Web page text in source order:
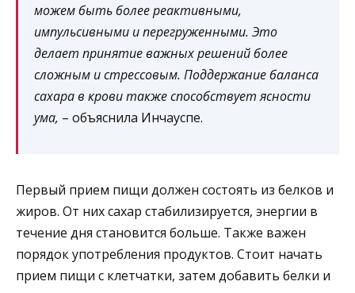
можем быть более реактивными,
импульсивными и перегруженными. Это
делает принятие важных решений более
сложным и стрессовым. Поддержание баланса
сахара в крови также способствует ясности
ума, – объяснила Инчауспе.
Первый прием пищи должен состоять из белков и
жиров. От них сахар стабилизируется, энергии в
течение дня становится больше. Также важен
порядок употребления продуктов. Стоит начать
прием пищи с клетчатки, затем добавить белки и